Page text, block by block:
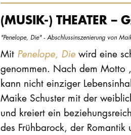
(MUSIK-) THEATER –
"Penelope, Die" - Abschlussinszenierung von
Mit Penelope, Die wird eine
genommen. Nach dem Motto
kann nicht einziger
Maike Schuster mit der
und kreiert ein
des Frühbarock, der